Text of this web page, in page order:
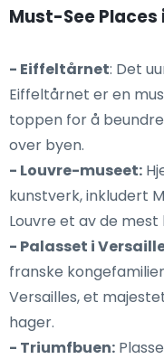
Must-See Places
- Eiffeltårnet: Det
Eiffeltårnet er en
toppen for å
over byen.
- Louvre-museet:
kunstverk, inkludert
Louvre et av de
- Palasset i
franske
Versailles, et
hager.
- Triumfbuen: